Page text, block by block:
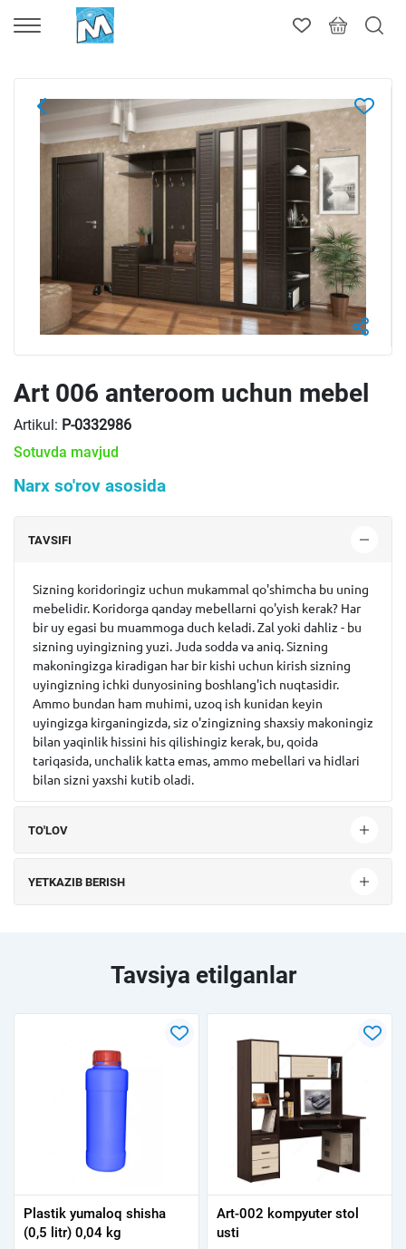
Art 006 anteroom uchun mebel
Artikul: P-0332986
Sotuvda mavjud
Narx so'rov asosida
TAVSIFI
Sizning koridoringiz uchun mukammal qo'shimcha bu uning
mebelidir. Koridorga qanday mebellarni qo'yish kerak? Har
bir uy egasi bu muammoga duch keladi. Zal yoki dahliz - bu
sizning uyingizning yuzi. Juda sodda va aniq. Sizning
makoningizga kiradigan har bir kishi uchun kirish sizning
uyingizning ichki dunyosining boshlang'ich nuqtasidir.
Ammo bundan ham muhimi, uzoq ish kunidan keyin
uyingizga kirganingizda, siz o'zingizning shaxsiy makoningiz
bilan yaqinlik hissini his qilishingiz kerak, bu, qoida
tariqasida, unchalik katta emas, ammo mebellari va hidlari
bilan sizni yaxshi kutib oladi.
TO'LOV
YETKAZIB BERISH
Tavsiya etilganlar
Plastik yumaloq shisha
(0,5 litr) 0,04 kg
Art-002 kompyuter stol
usti